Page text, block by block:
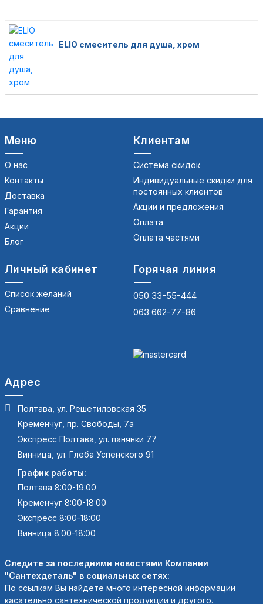
ELIO смеситель для душа, хром
Меню
О нас
Контакты
Доставка
Гарантия
Акции
Блог
Клиентам
Система скидок
Индивидуальные скидки для
постоянных клиентов
Акции и предложения
Оплата
Оплата частями
Личный кабинет
Список желаний
Сравнение
Горячая линия
050 33-55-444
063 662-77-86
Адрес
Полтава, ул. Решетиловская 35
Кременчуг, пр. Свободы, 7а
Экспресс Полтава, ул. панянки 77
Винница, ул. Глеба Успенского 91
График работы:
Полтава 8:00-19:00
Кременчуг 8:00-18:00
Экспресс 8:00-18:00
Винница 8:00-18:00
Следите за последними новостями Компании
"Сантехдеталь" в социальных сетях:
По ссылкам Вы найдете много интересной информации
касательно сантехнической продукции и другого.